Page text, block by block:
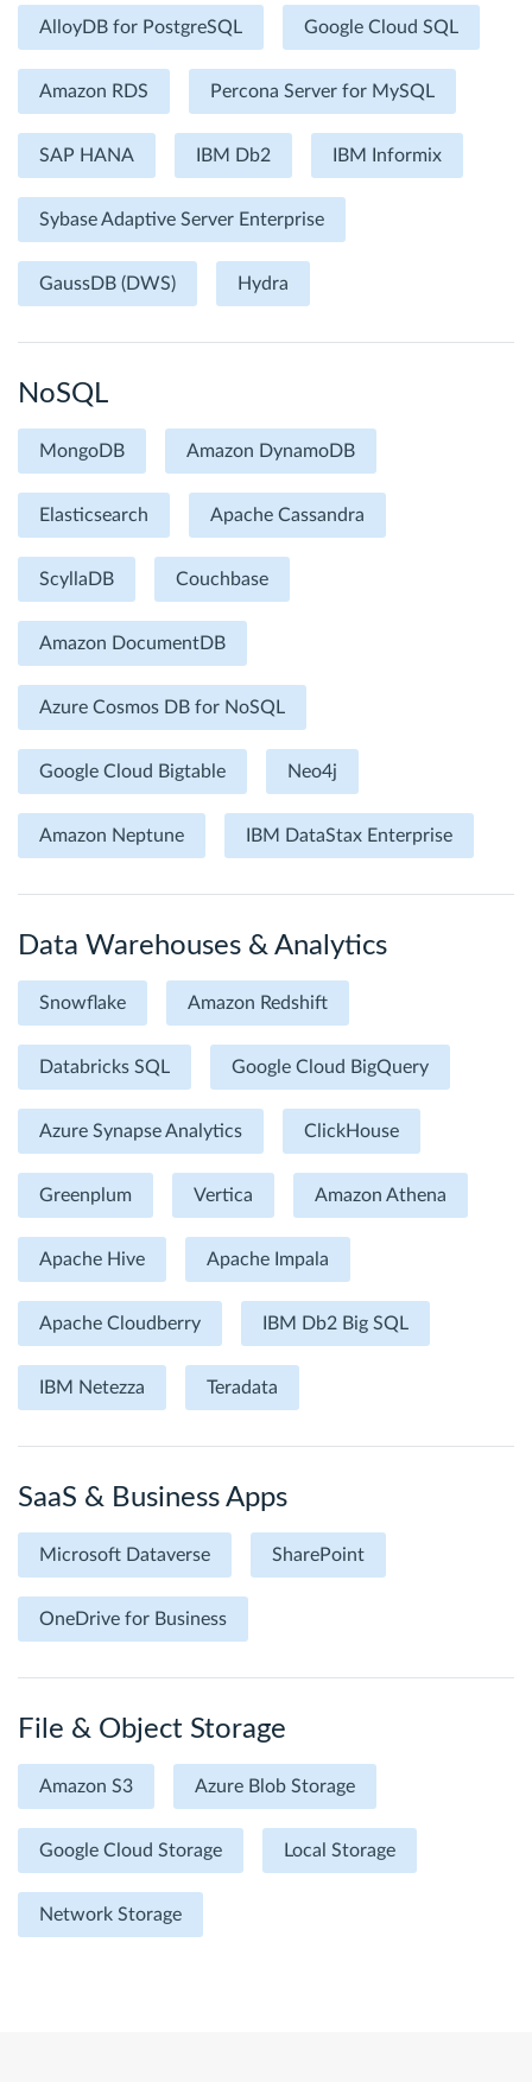
AlloyDB for PostgreSQL Google Cloud SQL
Amazon RDS Percona Server for MySQL
SAP HANA IBM Db2 IBM Informix
Sybase Adaptive Server Enterprise
GaussDB (DWS) Hydra
NoSQL
MongoDB Amazon DynamoDB
Elasticsearch Apache Cassandra
ScyllaDB Couchbase
Amazon DocumentDB
Azure Cosmos DB for NoSQL
Google Cloud Bigtable Neo4j
Amazon Neptune IBM DataStax Enterprise
Data Warehouses & Analytics
Snowflake Amazon Redshift
Databricks SQL Google Cloud BigQuery
Azure Synapse Analytics ClickHouse
Greenplum Vertica Amazon Athena
Apache Hive Apache Impala
Apache Cloudberry IBM Db2 Big SQL
IBM Netezza Teradata
SaaS & Business Apps
Microsoft Dataverse SharePoint
OneDrive for Business
File & Object Storage
Amazon S3 Azure Blob Storage
Google Cloud Storage Local Storage
Network Storage